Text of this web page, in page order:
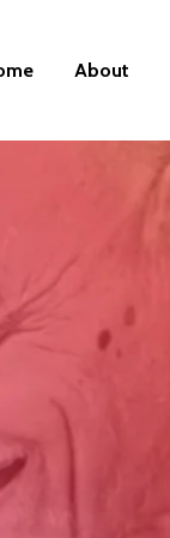
About